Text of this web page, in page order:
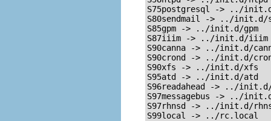
S75postgresql -> ../
S80sendmail -> ../init.d/
S85gpm -> ../init.d/gpm
S87iiim -> ../init.d/iiim
S90canna -> ../init.d/
S90crond -> ../init.d/
S90xfs -> ../init.d/xfs
S95atd -> ../init.d/atd
S96readahead -> ../init.d/
S97messagebus -> ../
S97rhnsd -> ../init.d/
S99local -> ../rc.local